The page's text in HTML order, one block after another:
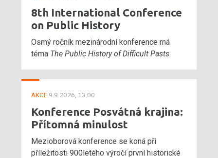
8th International Conference
on Public History
Osmý ročník mezinárodní konference má
téma The Public History of Difficult Pasts.
AKCE 9.9.2026, 13:00
Konference Posvátná krajina:
Přítomná minulost
Mezioborová konference se koná při
příležitosti 900letého výročí první historické